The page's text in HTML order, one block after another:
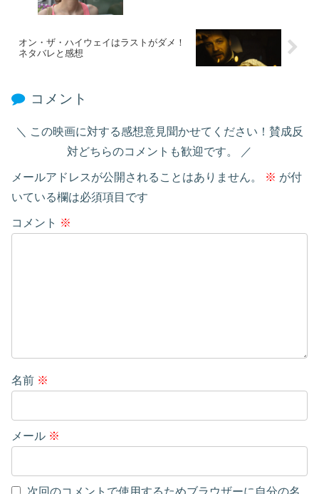
オン・ザ・ハイウェイはラストがダメ！
ネタバレと感想
コメント
この映画に対する感想意見聞かせてください！賛成反
対どちらのコメントも歓迎です。
メールアドレスが公開されることはありません。 ※ が付
いている欄は必須項目です
コメント ※
名前 ※
メール ※
次回のコメントで使用するためブラウザーに自分の名